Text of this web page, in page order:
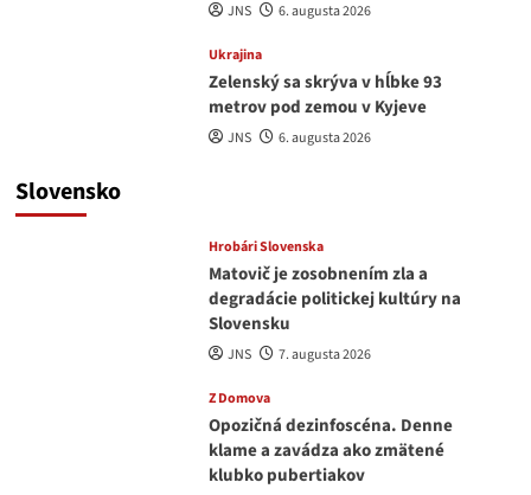
JNS 6. augusta 2026
Ukrajina
Zelenský sa skrýva v hĺbke 93
metrov pod zemou v Kyjeve
JNS 6. augusta 2026
Slovensko
Hrobári Slovenska
Matovič je zosobnením zla a
degradácie politickej kultúry na
Slovensku
JNS 7. augusta 2026
Z Domova
Opozičná dezinfoscéna. Denne
klame a zavádza ako zmätené
klubko pubertiakov